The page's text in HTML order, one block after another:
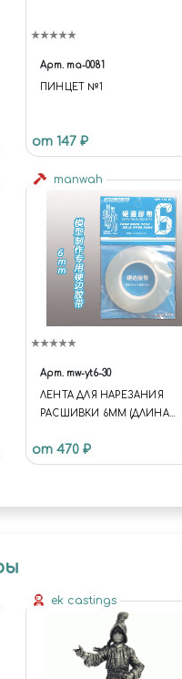
Арт. ma-0081
ПИНЦЕТ №1
от 147 ₽
manwah
Арт. mw-yt6-30
ЛЕНТА ДЛЯ НАРЕЗАНИЯ
РАСШИВКИ 6ММ (ДЛИНА
от 470 ₽
ek castings